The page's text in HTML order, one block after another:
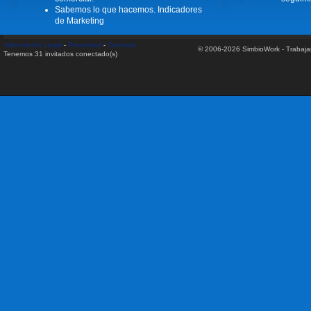
Sabemos lo que hacemos. Indicadores
de Marketing
Información Legal - Privacidad - Contacto
Tenemos 31 invitados conectado(s)
© 2006-2026 SimbioWork -